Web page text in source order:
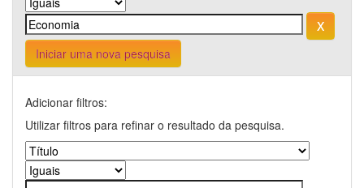
Iniciar uma nova pesquisa
Adicionar filtros:
Utilizar filtros para refinar o resultado da pesquisa.